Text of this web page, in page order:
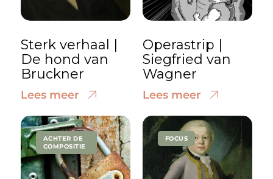
Sterk verhaal |
De hond van
Bruckner
Lees meer
Operastrip |
Siegfried van
Wagner
Lees meer
ACHTER DE
COMPOSITIE
FOCUS